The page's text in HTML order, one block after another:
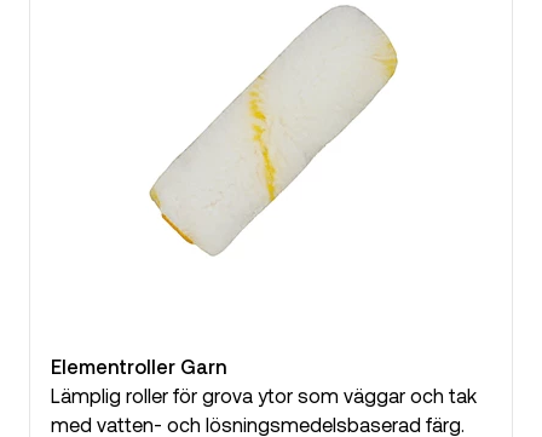
Elementroller Garn
Lämplig roller för grova ytor som väggar och tak
med vatten- och lösningsmedelsbaserad färg.